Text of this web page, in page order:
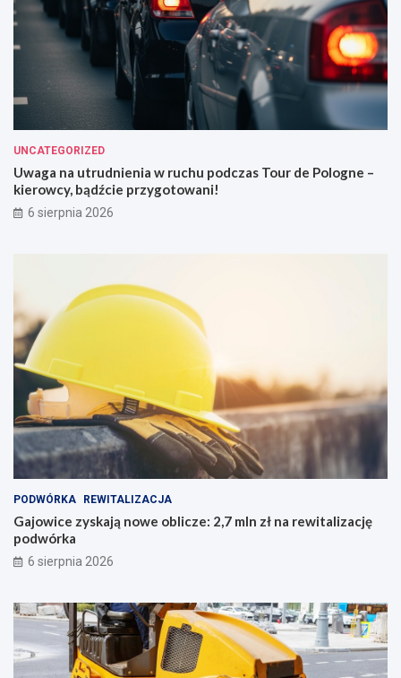
UNCATEGORIZED
Uwaga na utrudnienia w ruchu podczas Tour de Pologne –
kierowcy, bądźcie przygotowani!
6 sierpnia 2026
PODWÓRKA REWITALIZACJA
Gajowice zyskają nowe oblicze: 2,7 mln zł na rewitalizację
podwórka
6 sierpnia 2026